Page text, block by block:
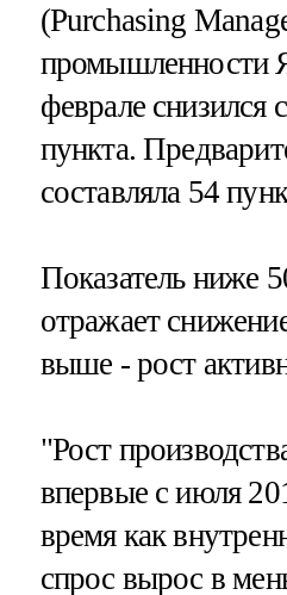
(Purchasing
промышленности
феврале снизился
пункта.
составляла 54
Показатель ниже
отражает
выше - рост
"Рост
впервые с июля
время как
спрос вырос в